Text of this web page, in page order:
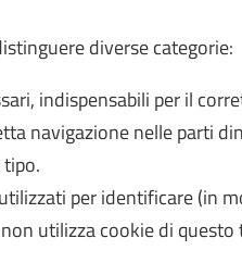
diverse categorie:
indispensabili per il
navigazione nelle parti
per identificare (in
utilizza cookie di questo